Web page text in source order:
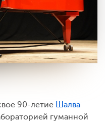
90-летие Шалва
гуманной